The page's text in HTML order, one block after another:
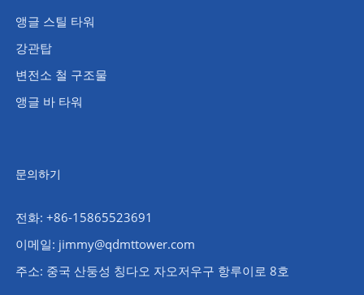
앵글 스틸 타워
강관탑
변전소 철 구조물
앵글 바 타워
문의하기
전화: +86-15865523691
이메일: jimmy@qdmttower.com
주소: 중국 산둥성 칭다오 자오저우구 항루이로 8호